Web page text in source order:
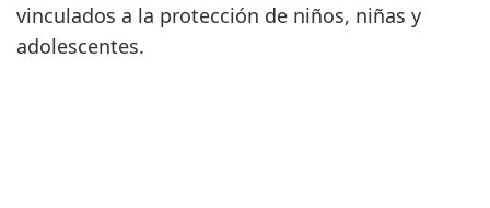
vinculados a la protección de niños, niñas y
adolescentes.